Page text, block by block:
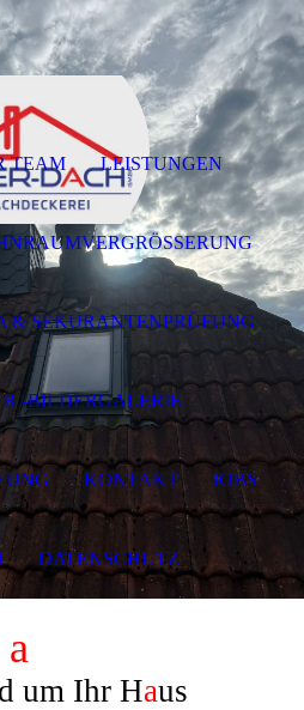
a
um Ihr Haus
TEAM LEISTUNGEN
& SEKURANTENPRÜFUNG
-BILDERGALERIE
KONTAKT JOBS
DATENSCHUTZ